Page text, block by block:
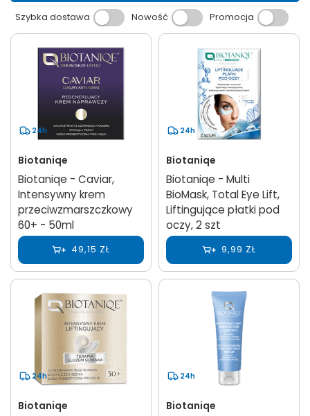
Szybka dostawa Nowość Promocja
24h
Biotaniqe
Biotaniqe - Caviar,
Intensywny krem
przeciwzmarszczkowy
60+ - 50ml
49,15 ZŁ
24h
Biotaniqe
Biotaniqe - Multi
BioMask, Total Eye Lift,
Liftingujące płatki pod
oczy, 2 szt
9,99 ZŁ
24h
Biotaniqe
24h
Biotaniqe